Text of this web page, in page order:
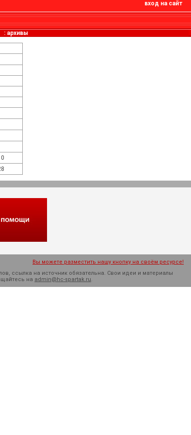
вход на сайт
: архивы
Вы можете разместить нашу кнопку на своём ресурсе!
ссылка на источник обязательна. Cвои идеи и материалы
на admin@hc-spartak.ru.